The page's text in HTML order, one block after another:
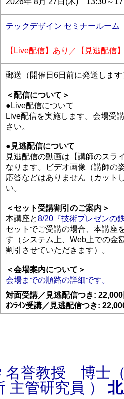
テックデザイン セミナールー
【Live配信】あり／【見逃配信
郵送（開催日6日前に発送します
＜配信について＞
●Live配信について
Live配信を実施します。会場受
さい。
●見逃配信について
見逃配信の動画は【講師のスラ
なります。ビデオ画像（講師の
応答などはありません（カット
い。
＜セット受講割引のご案内＞
本講座と8/20『技術プレゼンの
セットでご受講の場合、本講座
す（システム上、Web上での金
割引させていただきます）。
＜会場案内について＞
会場までの順路の詳細です。
対面受講／見逃配信つき:
ｵﾝﾗｲﾝ受講／見逃配信つき:
名誉教授 博士
主管研究員 ）